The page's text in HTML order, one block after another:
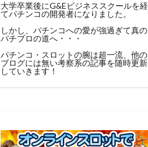
大学卒業後にG&Eビジネススクールを経
てパチンコの開発者になりました。
しかし、パチンコへの愛が強過ぎて真の
パチプロの道へ・・・
パチンコ・スロットの腕は超一流、他の
ブログには無い考察系の記事を随時更新
していきます！